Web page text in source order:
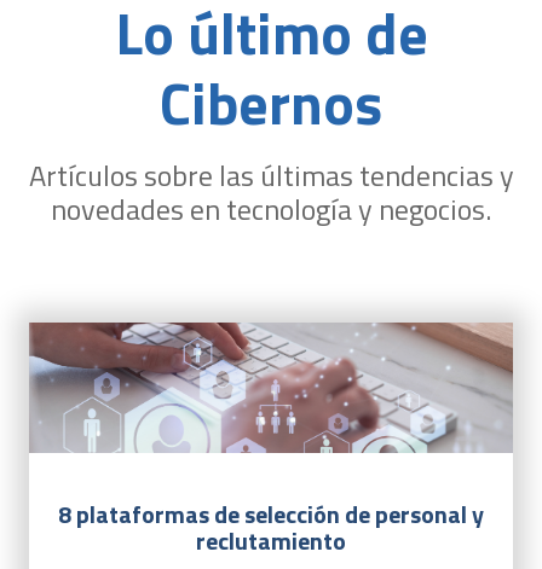
Lo último de
Cibernos
Artículos sobre las últimas tendencias y
novedades en tecnología y negocios.
8 plataformas de selección de personal y
reclutamiento